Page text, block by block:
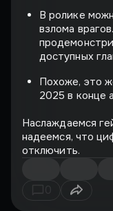
В ролике
взлома
доступных
Похоже, это
2025 в конце
Наслаждаемся
надеемся, что
отключить.
0